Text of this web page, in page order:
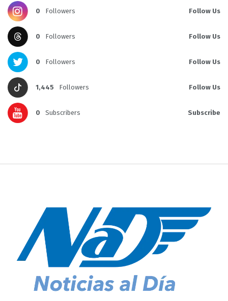
0 Followers Follow Us
0 Followers Follow Us
0 Followers Follow Us
1,445 Followers Follow Us
0 Subscribers Subscribe